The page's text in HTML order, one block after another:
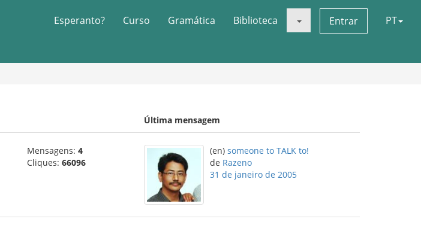
Esperanto? Curso Gramática Biblioteca Entrar PT
Última mensagem
Mensagens: 4
Cliques: 66096
(en) someone to TALK to!
de Razeno
31 de janeiro de 2005